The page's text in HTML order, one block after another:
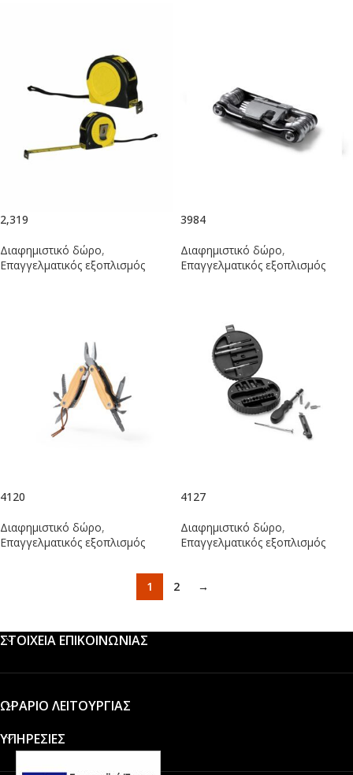
2,319
Διαφημιστικό δώρο,
Επαγγελματικός εξοπλισμός
3984
Διαφημιστικό δώρο,
Επαγγελματικός εξοπλισμός
4120
Διαφημιστικό δώρο,
Επαγγελματικός εξοπλισμός
4127
Διαφημιστικό δώρο,
Επαγγελματικός εξοπλισμός
1 2 →
ΣΤΟΙΧΕΙΑ ΕΠΙΚΟΙΝΩΝΙΑΣ
ΩΡΑΡΙΟ ΛΕΙΤΟΥΡΓΙΑΣ
ΥΠΗΡΕΣΙΕΣ